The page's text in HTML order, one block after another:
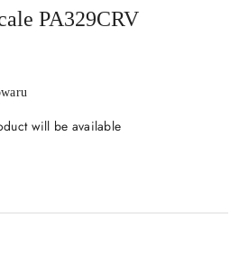
PA329CRV
will be available